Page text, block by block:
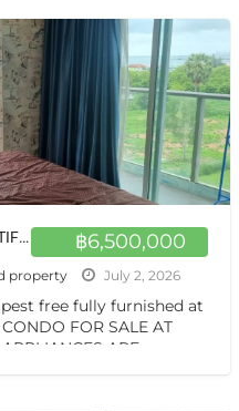
฿6,500,000
CONDO FOR SALE WITH A BEAUTIFUL VIEW 2 BEDROOMS, 2 BATHROOMS, FREE APPLIANCES ARE PROVIDED AT NA JOMTIEN CHONBURI
property July 2, 2026
free fully furnished at
FOR SALE AT
ARE